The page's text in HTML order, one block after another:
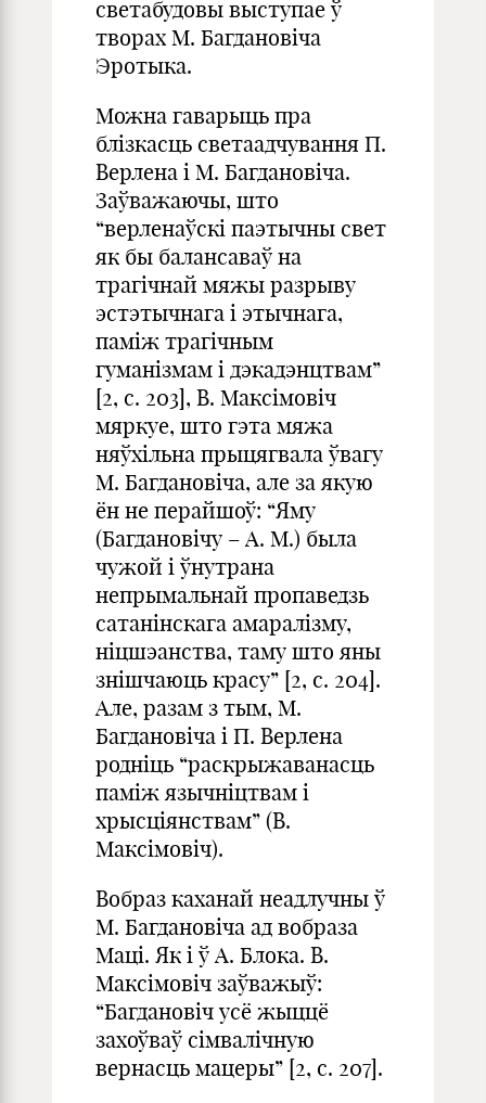
светабудовы выступае ў
творах М. Багдановіча
Эротыка.
Можна гаварыць пра
блізкасць светаадчування П.
Верлена і М. Багдановіча.
Заўважаючы, што
“верленаўскі паэтычны свет
як бы балансаваў на
трагічнай мяжы разрыву
эстэтычнага і этычнага,
паміж трагічным
гуманізмам і дэкадэнцтвам”
[2, с. 203], В. Максімовіч
мяркуе, што гэта мяжа
няўхільна прыцягвала ўвагу
М. Багдановіча, але за якую
ён не перайшоў: “Яму
(Багдановічу – А. М.) была
чужой і ўнутрана
непрымальнай пропаведзь
сатанінскага амаралізму,
ніцшэанства, таму што яны
знішчаюць красу” [2, с. 204].
Але, разам з тым, М.
Багдановіча і П. Верлена
родніць “раскрыжаванасць
паміж язычніцтвам і
хрысціянствам” (В.
Максімовіч).
Вобраз каханай неадлучны ў
М. Багдановіча ад вобраза
Маці. Як і ў А. Блока. В.
Максімовіч заўважыў:
“Багдановіч усё жыццё
захоўваў сімвалічную
вернасць мацеры” [2, с. 207].